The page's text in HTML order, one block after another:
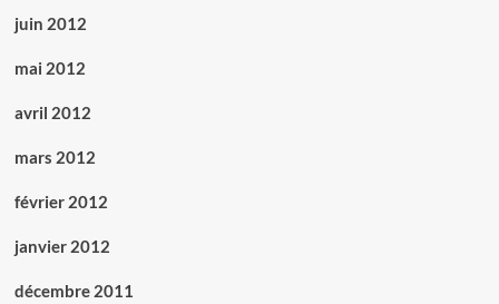
juin 2012
mai 2012
avril 2012
mars 2012
février 2012
janvier 2012
décembre 2011